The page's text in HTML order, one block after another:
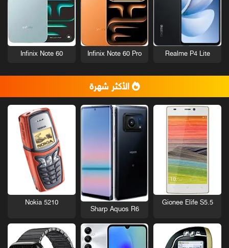
Realme P4 Lite
Infinix Note 60 Pro
Infinix Note 60
الأكثر شهرة
Gionee Elife S5.5
Sharp Aquos R6
Nokia 5210